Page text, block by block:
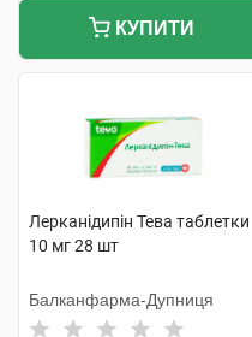
КУПИТИ
Лерканідипін Тева таблетки
10 мг 28 шт
Балканфарма-Дупниця